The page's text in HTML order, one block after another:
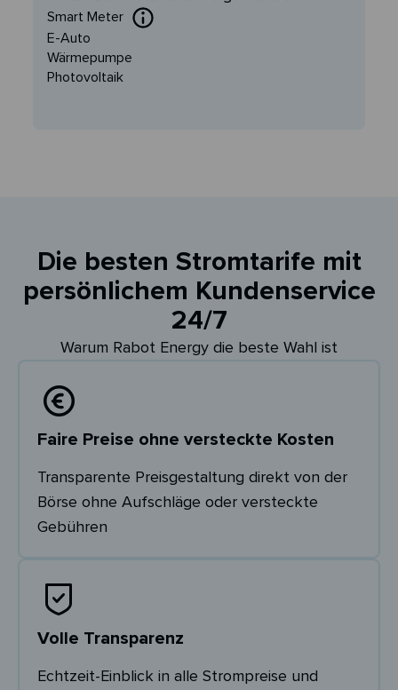
Smart Meter
E-Auto
Wärmepumpe
Photovoltaik
Die besten Stromtarife mit
persönlichem Kundenservice
24/7
Warum Rabot Energy die beste Wahl ist
Faire Preise ohne versteckte Kosten
Transparente Preisgestaltung direkt von der
Börse ohne Aufschläge oder versteckte
Gebühren
Volle Transparenz
Echtzeit-Einblick in alle Strompreise und